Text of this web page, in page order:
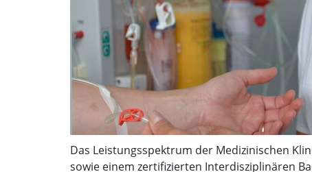
Das Leistungsspektrum der Medizinischen
sowie einem zertifizierten Interdisziplinären